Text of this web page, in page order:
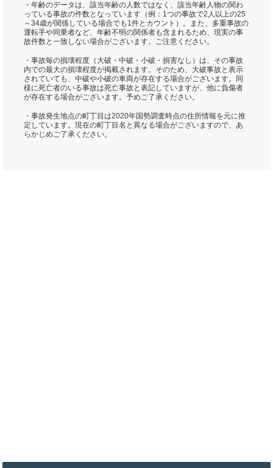
・年齢のデータは、該当年齢の人数ではなく、該当年齢人物の関わ
っている事故の件数となっています（例：1つの事故で2人以上の25
～34歳が関係している場合でも1件とカウント）。また、多重事故の
運転手や同乗者など、年齢不明の関係者も含まれるため、現実の事
故件数と一致しない場合がございます。ご注意ください。
・事故毎の損壊程度（大破・中破・小破・損害なし）は、その事故
内での最大の損壊程度が掲載されます。そのため、大破事故と表示
されていても、中破や小破の車両が存在する場合がございます。同
様に死亡者のいる事故は死亡事故と表記していますが、他に負傷者
が存在する場合がございます。予めご了承ください。
・事故発生地点の町丁目は2020年国勢調査時点の住所情報を元に推
定しています。現在の町丁目名と異なる場合がございますので、あ
らかじめご了承ください。